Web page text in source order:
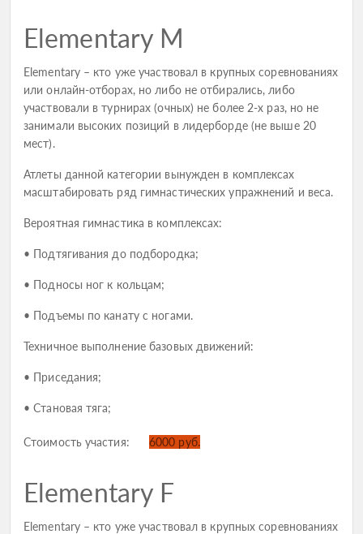
Elementary M
Elementary – кто уже участвовал в крупных соревнованиях
или онлайн-отборах, но либо не отбирались, либо
участвовали в турнирах (очных) не более 2-х раз, но не
занимали высоких позиций в лидерборде (не выше 20
мест).
Атлеты данной категории вынужден в комплексах
масштабировать ряд гимнастических упражнений и веса.
Вероятная гимнастика в комплексах:
• Подтягивания до подбородка;
• Подносы ног к кольцам;
• Подъемы по канату с ногами.
Техничное выполнение базовых движений:
• Приседания;
• Становая тяга;
Стоимость участия: 6000 руб.
Elementary F
Elementary – кто уже участвовал в крупных соревнованиях